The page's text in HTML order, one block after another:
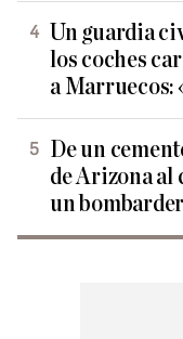
Un guardia
los coches
a Marruecos:
De un
de Arizona al
un